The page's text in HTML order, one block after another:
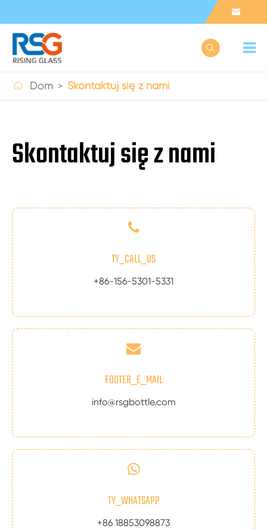


 Dom Skontaktuj się z nami
Skontaktuj się z nami
TY_CALL_US
+86-156-5301-5331
FOOTER_E_MAIL
info@rsgbottle.com
TY_WHATSAPP
+86 18853098873